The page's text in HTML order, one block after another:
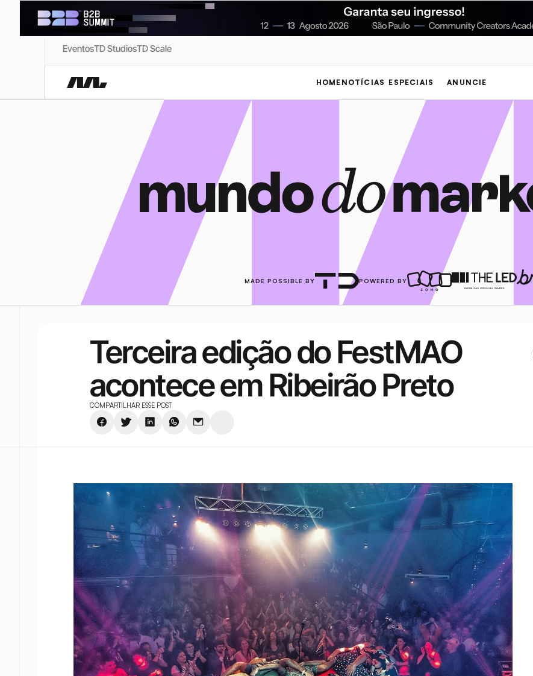
EventosTD StudiosTD Scale
HOME NOTÍCIAS ESPECIAIS ANUNCIE
MADE POSSIBLE BY POWERED BY
Terceira edição do FestMAO
acontece em Ribeirão Preto
COMPARTILHAR ESSE POST